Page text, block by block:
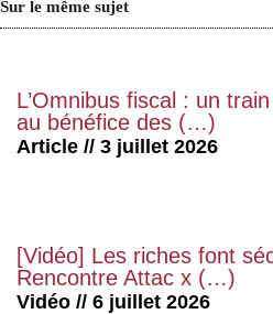
Sur le même sujet
L’Omnibus fiscal : un
au bénéfice des (…)
Article // 3 juillet 2026
[Vidéo] Les riches font
Rencontre Attac x (…)
Vidéo // 6 juillet 2026